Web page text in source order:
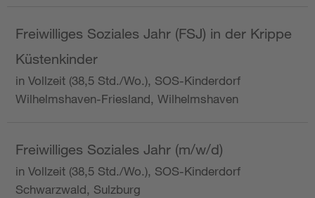
Freiwilliges Soziales Jahr (FSJ) in der Krippe
Küstenkinder
in Vollzeit (38,5 Std./Wo.), SOS-Kinderdorf
Wilhelmshaven-Friesland, Wilhelmshaven
Freiwilliges Soziales Jahr (m/w/d)
in Vollzeit (38,5 Std./Wo.), SOS-Kinderdorf
Schwarzwald, Sulzburg